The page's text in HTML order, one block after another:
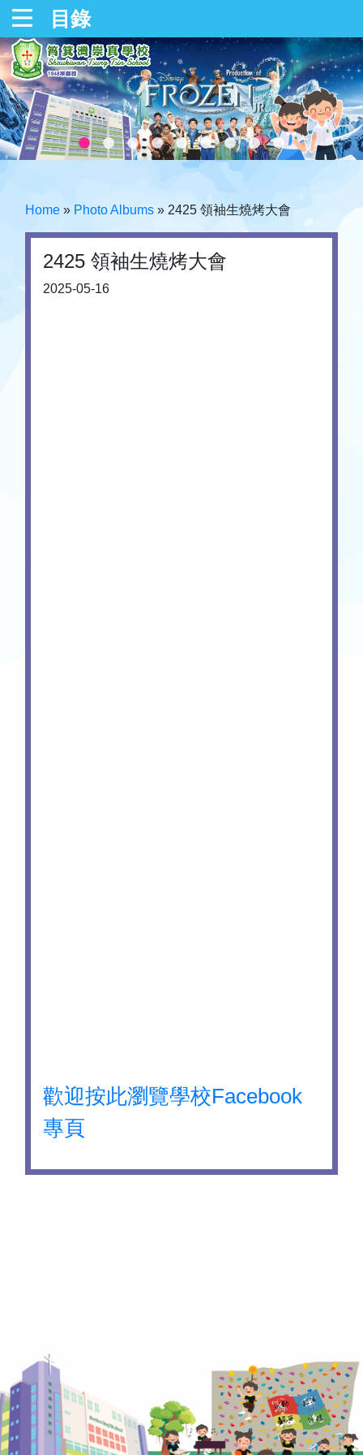
目錄
Home » Photo Albums » 2425 領袖生燒烤大會
2425 領袖生燒烤大會
2025-05-16
歡迎按此瀏覽學校Facebook
專頁